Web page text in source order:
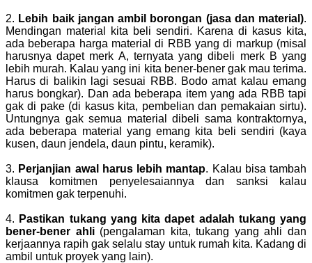
2. Lebih baik jangan ambil borongan (jasa dan material).
Mendingan material kita beli sendiri. Karena di kasus kita,
ada beberapa harga material di RBB yang di markup (misal
harusnya dapet merk A, ternyata yang dibeli merk B yang
lebih murah. Kalau yang ini kita bener-bener gak mau terima.
Harus di balikin lagi sesuai RBB. Bodo amat kalau emang
harus bongkar). Dan ada beberapa item yang ada RBB tapi
gak di pake (di kasus kita, pembelian dan pemakaian sirtu).
Untungnya gak semua material dibeli sama kontraktornya,
ada beberapa material yang emang kita beli sendiri (kaya
kusen, daun jendela, daun pintu, keramik).
3. Perjanjian awal harus lebih mantap. Kalau bisa tambah
klausa komitmen penyelesaiannya dan sanksi kalau
komitmen gak terpenuhi.
4. Pastikan tukang yang kita dapet adalah tukang yang
bener-bener ahli(pengalaman kita, tukang yang ahli dan
kerjaannya rapih gak selalu stay untuk rumah kita. Kadang di
ambil untuk proyek yang lain).